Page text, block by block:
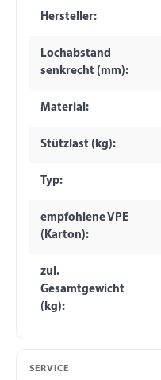
Hersteller:
Lochabstand
senkrecht (mm):
Material:
Stützlast (kg):
Typ:
empfohlene VPE
(Karton):
zul.
Gesamtgewicht
(kg):
SERVICE